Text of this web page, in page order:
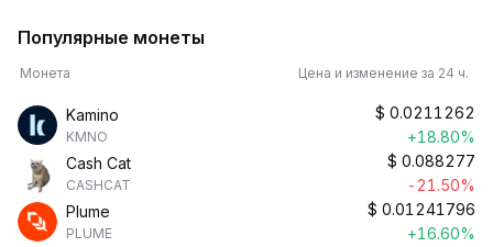
Популярные монеты
Монета Цена и изменение за 24 ч.
Kamino
KMNO
$ 0.0211262
+18.80%
Cash Cat
CASHCAT
$ 0.088277
-21.50%
Plume
PLUME
$ 0.01241796
+16.60%